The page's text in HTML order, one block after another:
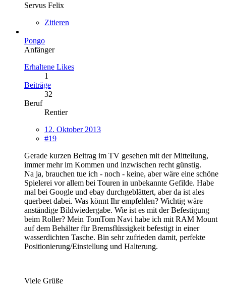
Servus Felix
Zitieren
Pongo
Anfänger
Erhaltene Likes
1
Beiträge
32
Beruf
Rentier
12. Oktober 2013
#19
Gerade kurzen Beitrag im TV gesehen mit der Mitteilung,
immer mehr im Kommen und inzwischen recht günstig.
Na ja, brauchen tue ich - noch - keine, aber wäre eine schöne
Spielerei vor allem bei Touren in unbekannte Gefilde. Habe
mal bei Google und ebay durchgeblättert, aber da ist ales
querbeet dabei. Was könnt Ihr empfehlen? Wichtig wäre
anständige Bildwiedergabe. Wie ist es mit der Befestigung
beim Roller? Mein TomTom Navi habe ich mit RAM Mount
auf dem Behälter für Bremsflüssigkeit befestigt in einer
wasserdichten Tasche. Bin sehr zufrieden damit, perfekte
Positionierung/Einstellung und Halterung.
Viele Grüße